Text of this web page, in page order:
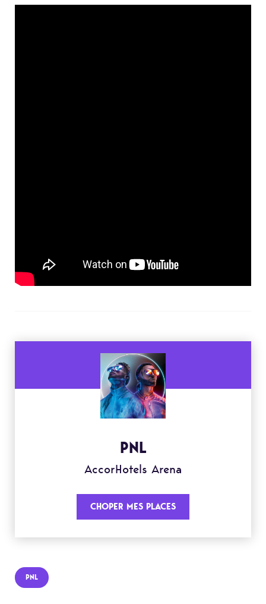
PNL
AccorHotels Arena
CHOPER MES PLACES
PNL